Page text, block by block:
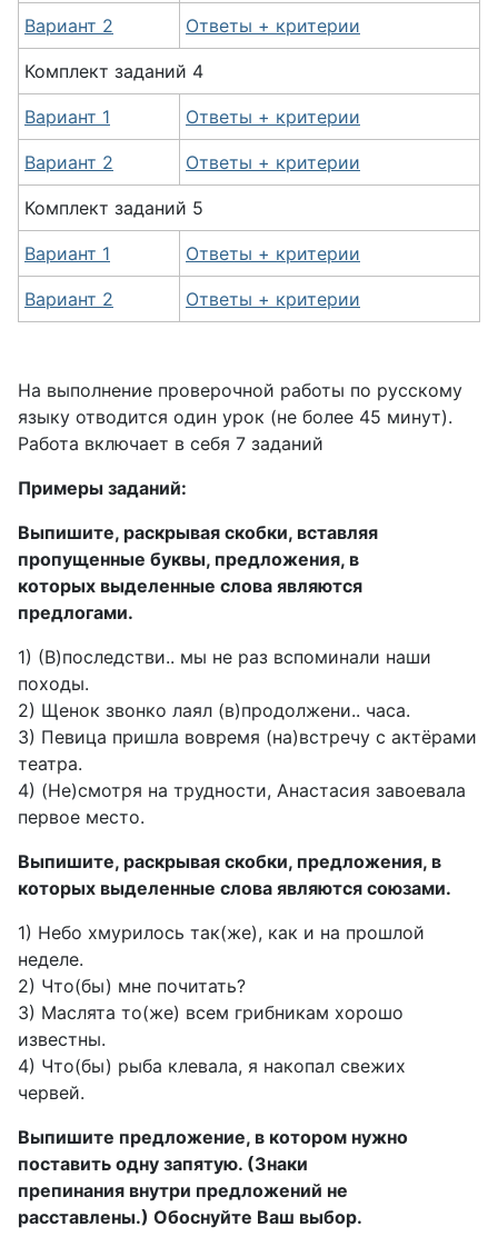
Вариант 2 Ответы + критерии
Комплект заданий 4
Вариант 1 Ответы + критерии
Вариант 2 Ответы + критерии
Комплект заданий 5
Вариант 1 Ответы + критерии
Вариант 2 Ответы + критерии
На выполнение проверочной работы по русскому
языку отводится один урок (не более 45 минут).
Работа включает в себя 7 заданий
Примеры заданий:
Выпишите, раскрывая скобки, вставляя
пропущенные буквы, предложения, в
которых выделенные слова являются
предлогами.
1) (В)последстви.. мы не раз вспоминали наши
походы.
2) Щенок звонко лаял (в)продолжени.. часа.
3) Певица пришла вовремя (на)встречу с актёрами
театра.
4) (Не)смотря на трудности, Анастасия завоевала
первое место.
Выпишите, раскрывая скобки, предложения, в
которых выделенные слова являются союзами.
1) Небо хмурилось так(же), как и на прошлой
неделе.
2) Что(бы) мне почитать?
3) Маслята то(же) всем грибникам хорошо
известны.
4) Что(бы) рыба клевала, я накопал свежих
червей.
Выпишите предложение, в котором нужно
поставить одну запятую. (Знаки
препинания внутри предложений не
расставлены.) Обоснуйте Ваш выбор.